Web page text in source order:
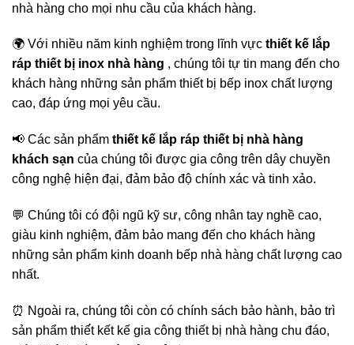
nhà hàng cho mọi nhu cầu của khách hàng.
🌍 Với nhiều năm kinh nghiệm trong lĩnh vực thiết kế lắp
ráp thiết bị inox nhà hàng , chúng tôi tự tin mang đến cho
khách hàng những sản phẩm thiết bị bếp inox chất lượng
cao, đáp ứng mọi yêu cầu.
📢 Các sản phẩm thiết kế lắp ráp thiết bị nhà hàng
khách sạn của chúng tôi được gia công trên dây chuyền
công nghệ hiện đại, đảm bảo độ chính xác và tinh xảo.
💬 Chúng tôi có đội ngũ kỹ sư, công nhân tay nghề cao,
giàu kinh nghiệm, đảm bảo mang đến cho khách hàng
những sản phẩm kinh doanh bếp nhà hàng chất lượng cao
nhất.
⏰ Ngoài ra, chúng tôi còn có chính sách bảo hành, bảo trì
sản phẩm thiế́t kết kế gia công thiết bị nhà hàng chu đáo,